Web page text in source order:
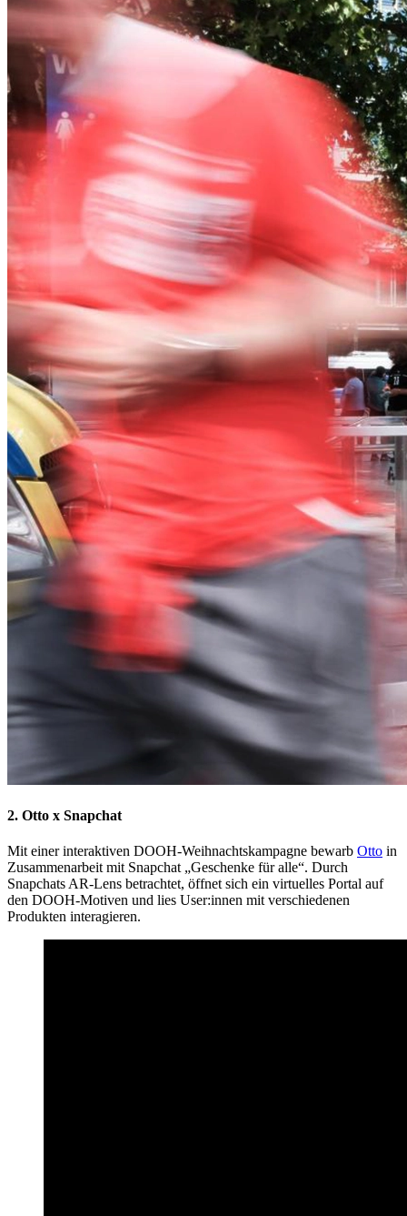
2. Otto x Snapchat
Mit einer interaktiven DOOH-Weihnachtskampagne bewarb Otto in
Zusammenarbeit mit Snapchat „Geschenke für alle“. Durch
Snapchats AR-Lens betrachtet, öffnet sich ein virtuelles Portal auf
den DOOH-Motiven und lies User:innen mit verschiedenen
Produkten interagieren.